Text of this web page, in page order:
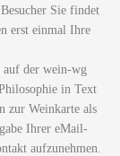
Sie findet
erst einmal Ihre
auf der wein-wg
in Text
zur Weinkarte als
Ihrer eMail-
aufzunehmen.